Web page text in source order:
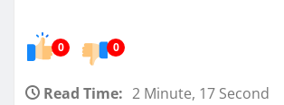
0 0
Read Time: 2 Minute, 17 Second